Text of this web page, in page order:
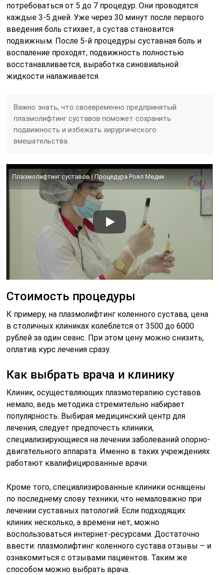
потребоваться от 5 до 7 процедур. Они проводятся
каждые 3-5 дней. Уже через 30 минут после первого
введения боль стихает, а сустав становится
подвижным. После 5-й процедуры суставная боль и
воспаление проходят, подвижность полностью
восстанавливается, выработка синовиальной
жидкости налаживается.
Важно знать, что своевременно предпринятый
плазмолифтинг суставов поможет сохранить
подвижность и избежать хирургического
вмешательства.
Плазмолифтинг суставов | Процедура Роял Медик
Стоимость процедуры
К примеру, на плазмолифтинг коленного сустава, цена
в столичных клиниках колеблется от 3500 до 6000
рублей за один сеанс. При этом цену можно снизить,
оплатив курс лечения сразу.
Как выбрать врача и клинику
Клиник, осуществляющих плазмотерапию суставов
немало, ведь методика стремительно набирает
популярность. Выбирая медицинский центр для
лечения, следует предпочесть клиники,
специализирующиеся на лечении заболеваний опорно-
двигательного аппарата. Именно в таких учреждениях
работают квалифицированные врачи.
Кроме того, специализированные клиники оснащены
по последнему слову техники, что немаловажно при
лечении суставных патологий. Если подходящих
клиник несколько, а времени нет, можно
воспользоваться интернет-ресурсами. Достаточно
ввести: плазмолифтинг коленного сустава отзывы – и
ознакомиться с отзывами пациентов. Таким же
способом можно выбрать врача.